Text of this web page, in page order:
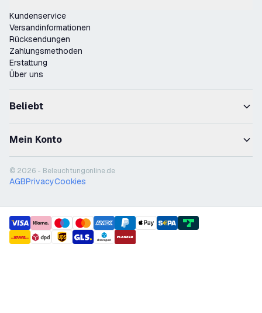
Kundenservice
Versandinformationen
Rücksendungen
Zahlungsmethoden
Erstattung
Über uns
Beliebt
Mein Konto
© 2026 - Beleuchtungonline.de
AGBPrivacyCookies
payment methods
shipment methods